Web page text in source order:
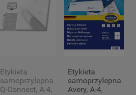
Etykieta
samoprzylepna
Q-Connect, A-4,
Etykieta
samoprzylepna
Avery, A-4,